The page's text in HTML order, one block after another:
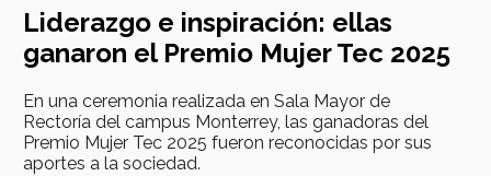
Liderazgo e inspiración: ellas
ganaron el Premio Mujer Tec 2025
En una ceremonia realizada en Sala Mayor de
Rectoría del campus Monterrey, las ganadoras del
Premio Mujer Tec 2025 fueron reconocidas por sus
aportes a la sociedad.